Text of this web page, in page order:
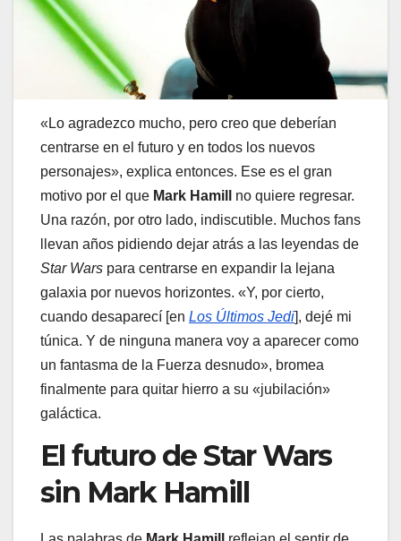
«Lo agradezco mucho, pero creo que deberían
centrarse en el futuro y en todos los nuevos
personajes», explica entonces. Ese es el gran
motivo por el que Mark Hamill
no quiere regresar.
Una razón, por otro lado, indiscutible. Muchos fans
llevan años pidiendo dejar atrás a las leyendas de
Star Wars para centrarse en expandir la lejana
galaxia por nuevos horizontes. «Y, por cierto,
cuando desaparecí [en Los Últimos Jedi], dejé mi
túnica. Y de ninguna manera voy a aparecer como
un fantasma de la Fuerza desnudo», bromea
finalmente para quitar hierro a su «jubilación»
galáctica.
El futuro de Star Wars
sin Mark Hamill